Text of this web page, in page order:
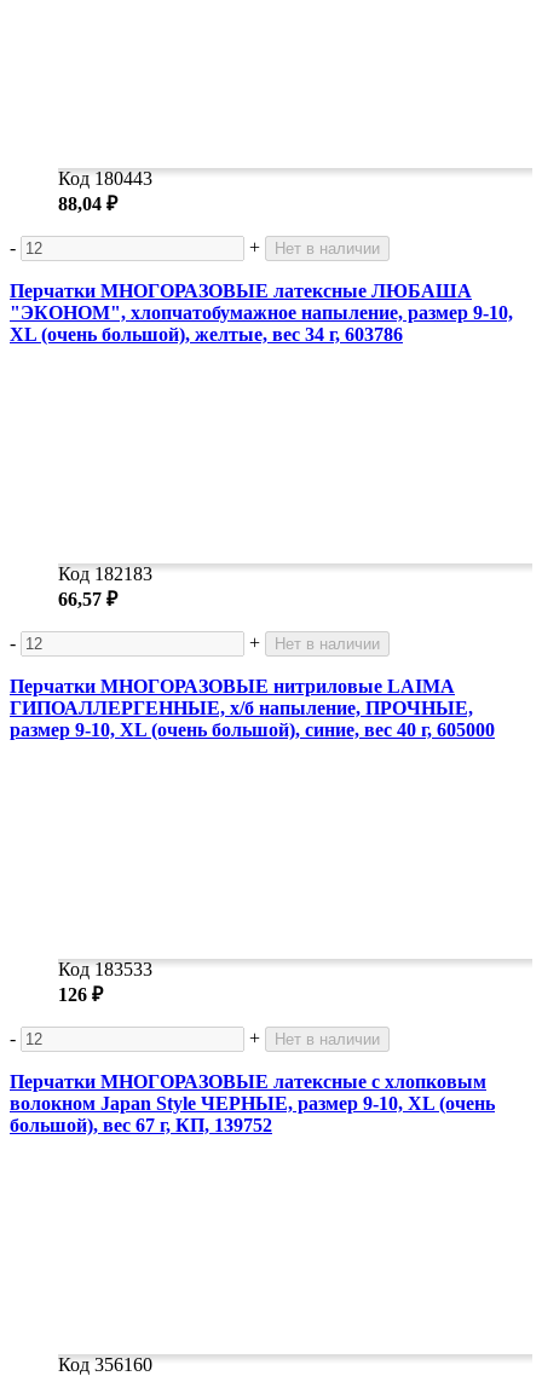
Код 180443
88,04 ₽
- + Нет в наличии
Перчатки МНОГОРАЗОВЫЕ латексные ЛЮБАША
"ЭКОНОМ", хлопчатобумажное напыление, размер 9-10,
XL (очень большой), желтые, вес 34 г, 603786
Код 182183
66,57 ₽
- + Нет в наличии
Перчатки МНОГОРАЗОВЫЕ нитриловые LAIMA
ГИПОАЛЛЕРГЕННЫЕ, х/б напыление, ПРОЧНЫЕ,
размер 9-10, XL (очень большой), синие, вес 40 г, 605000
Код 183533
126 ₽
- + Нет в наличии
Перчатки МНОГОРАЗОВЫЕ латексные с хлопковым
волокном Japan Style ЧЕРНЫЕ, размер 9-10, XL (очень
большой), вес 67 г, КП, 139752
Код 356160